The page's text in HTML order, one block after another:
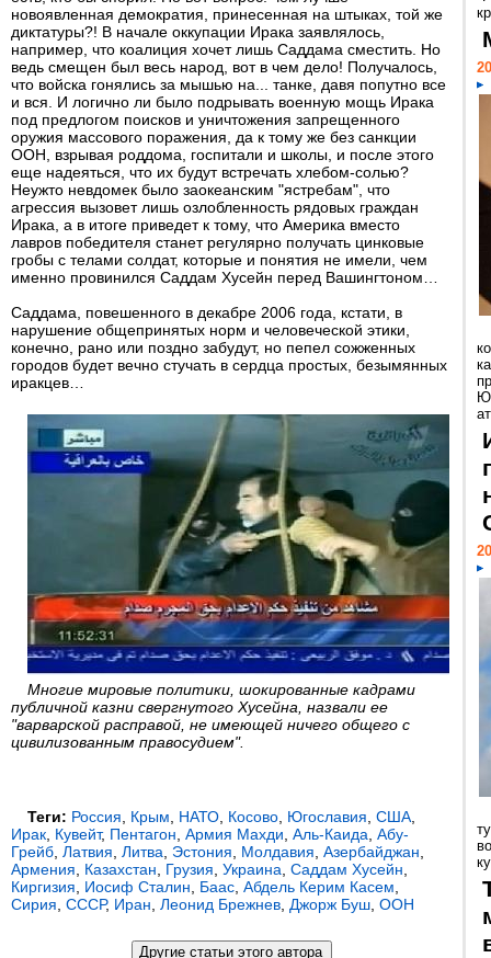
новоявленная демократия, принесенная на штыках, той же
диктатуры?! В начале оккупации Ирака заявлялось,
например, что коалиция хочет лишь Саддама сместить. Но
ведь смещен был весь народ, вот в чем дело! Получалось,
что войска гонялись за мышью на... танке, давя попутно все
и вся. И логично ли было подрывать военную мощь Ирака
под предлогом поисков и уничтожения запрещенного
оружия массового поражения, да к тому же без санкции
ООН, взрывая роддома, госпитали и школы, и после этого
еще надеяться, что их будут встречать хлебом-солью?
Неужто невдомек было заокеанским "ястребам", что
агрессия вызовет лишь озлобленность рядовых граждан
Ирака, а в итоге приведет к тому, что Америка вместо
лавров победителя станет регулярно получать цинковые
гробы с телами солдат, которые и понятия не имели, чем
именно провинился Саддам Хусейн перед Вашингтоном…
Саддама, повешенного в декабре 2006 года, кстати, в
нарушение общепринятых норм и человеческой этики,
конечно, рано или поздно забудут, но пепел сожженных
городов будет вечно стучать в сердца простых, безымянных
иракцев…
Многие мировые политики, шокированные кадрами
публичной казни свергнутого Хусейна, назвали ее
"варварской расправой, не имеющей ничего общего с
цивилизованным правосудием".
Теги: Россия Крым НАТО Косово Югославия США
Ирак Кувейт, Пентагон Армия Махди Аль-Каида Абу-
Грейб Латвия Литва Эстония Молдавия Азербайджан
Армения
Казахстан Грузия Украина Саддам Хусейн
Киргизия
Иосиф Сталин Баас Абдель Керим Касем
Сирия СССР, Иран Леонид Брежнев Джорж Буш ООН